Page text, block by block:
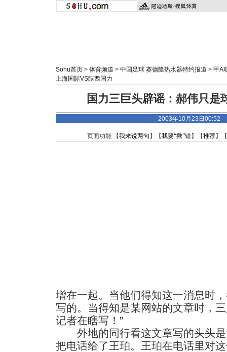
Sohu首页 > 体育频道 > 中国足球 赛德隆热水器特约报道 > 甲A
上海国际VS陕西国力
国力三巨头辟谣：郝伟只是
2003年10月23日
页面功能 【我来说两句 】【我要“揪”错】【推荐】
增在一起。当他们得知这一消息时
写的。当得知是某网站的文章时，
记者在瞎写！”
外地的同行看这文章写的头头是
把电话给了王珀。王珀在电话里对